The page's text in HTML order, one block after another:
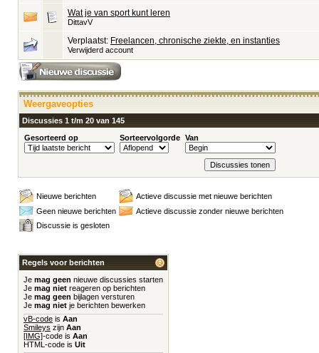
Wat je van sport kunt leren
DittavV
Verplaatst: Freelancen, chronische ziekte, en instanties
Verwijderd account
Weergaveopties
Discussies 1 t/m 20 van 145
Gesorteerd op
Sorteervolgorde Van
Nieuwe berichten
Actieve discussie met nieuwe berichten
Geen nieuwe berichten
Actieve discussie zonder nieuwe berichten
Discussie is gesloten
Regels voor berichten
Je mag geen nieuwe discussies starten
Je mag niet reageren op berichten
Je mag geen bijlagen versturen
Je mag niet je berichten bewerken
vB-code is Aan
Smileys zijn Aan
[IMG]-code is Aan
HTML-code is Uit